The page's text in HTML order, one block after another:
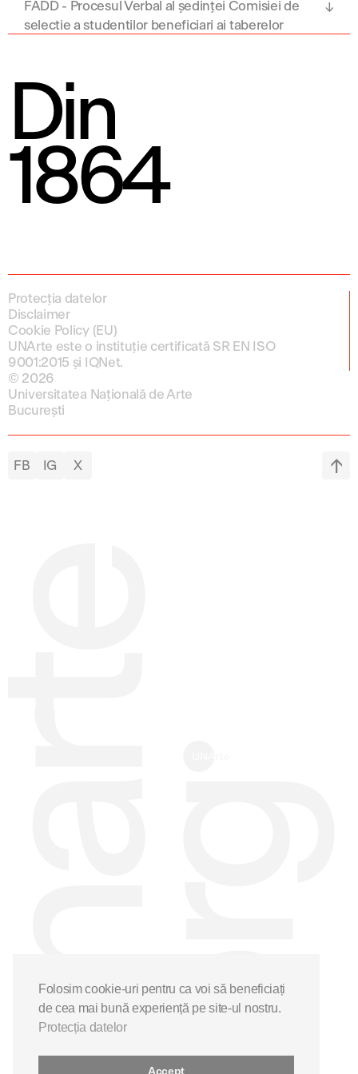
FADD - Procesul Verbal al ședinței Comisiei de
selecție a studenților beneficiari ai taberelor
Din
1864
Protecția datelor
Disclaimer
Cookie Policy (EU)
UNArte este o instituție certificată SR EN ISO
9001:2015 și IQNet.
© 2026
Universitatea Națională de Arte
București
FB IG X
Folosim cookie-uri pentru ca voi să beneficiați
de cea mai bună experiență pe site-ul nostru.
Protecția datelor
Accept